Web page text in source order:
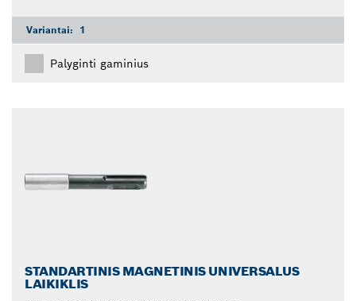
Variantai: 1
Palyginti gaminius
STANDARTINIS MAGNETINIS UNIVERSALUS
LAIKIKLIS